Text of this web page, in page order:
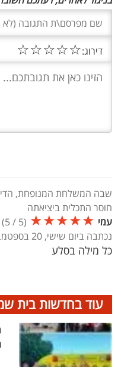
דירוג:☆
☆
☆
☆
☆
שבה המשלחת המנופחת,
חוסר התכלית ביציאתה
עמי ★
★
★
★
★
(
5
/
5
)
נכתבה ביום שישי, 20 בספטמבר 2024, 09:32
כל מילה בסלע
עוד בחדשות בית